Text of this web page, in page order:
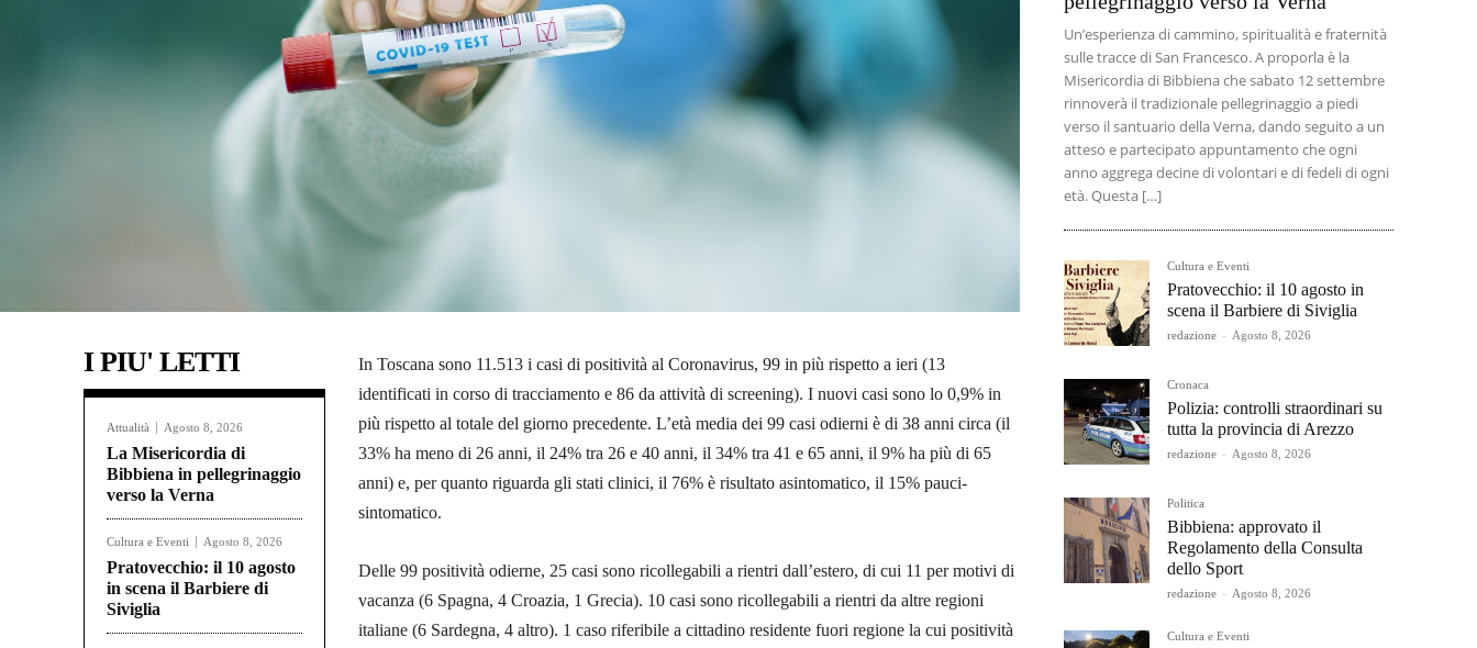
I PIU' LETTI
Attualità Agosto 8, 2026
La Misericordia di
Bibbiena in pellegrinaggio
verso la Verna
Cultura e Eventi Agosto 8, 2026
Pratovecchio: il 10 agosto
in scena il Barbiere di
Siviglia
In Toscana sono 11.513 i casi di positività al Coronavirus, 99 in più rispetto a ieri (13
identificati in corso di tracciamento e 86 da attività di screening). I nuovi casi sono lo 0,9% in
più rispetto al totale del giorno precedente. L’età media dei 99 casi odierni è di 38 anni circa (il
33% ha meno di 26 anni, il 24% tra 26 e 40 anni, il 34% tra 41 e 65 anni, il 9% ha più di 65
anni) e, per quanto riguarda gli stati clinici, il 76% è risultato asintomatico, il 15% pauci-
sintomatico.
Delle 99 positività odierne, 25 casi sono ricollegabili a rientri dall’estero, di cui 11 per motivi di
vacanza (6 Spagna, 4 Croazia, 1 Grecia). 10 casi sono ricollegabili a rientri da altre regioni
italiane (6 Sardegna, 4 altro). 1 caso riferibile a cittadino residente fuori regione la cui positività
Un’esperienza di cammino, spiritualità e fraternità
sulle tracce di San Francesco. A proporla è la
Misericordia di Bibbiena che sabato 12 settembre
rinnoverà il tradizionale pellegrinaggio a piedi
verso il santuario della Verna, dando seguito a un
atteso e partecipato appuntamento che ogni
anno aggrega decine di volontari e di fedeli di ogni
età. Questa […]
Cultura e Eventi
Pratovecchio: il 10 agosto in
scena il Barbiere di Siviglia
redazione - Agosto 8, 2026
Cronaca
Polizia: controlli straordinari su
tutta la provincia di Arezzo
redazione - Agosto 8, 2026
Politica
Bibbiena: approvato il
Regolamento della Consulta
dello Sport
redazione - Agosto 8, 2026
Cultura e Eventi